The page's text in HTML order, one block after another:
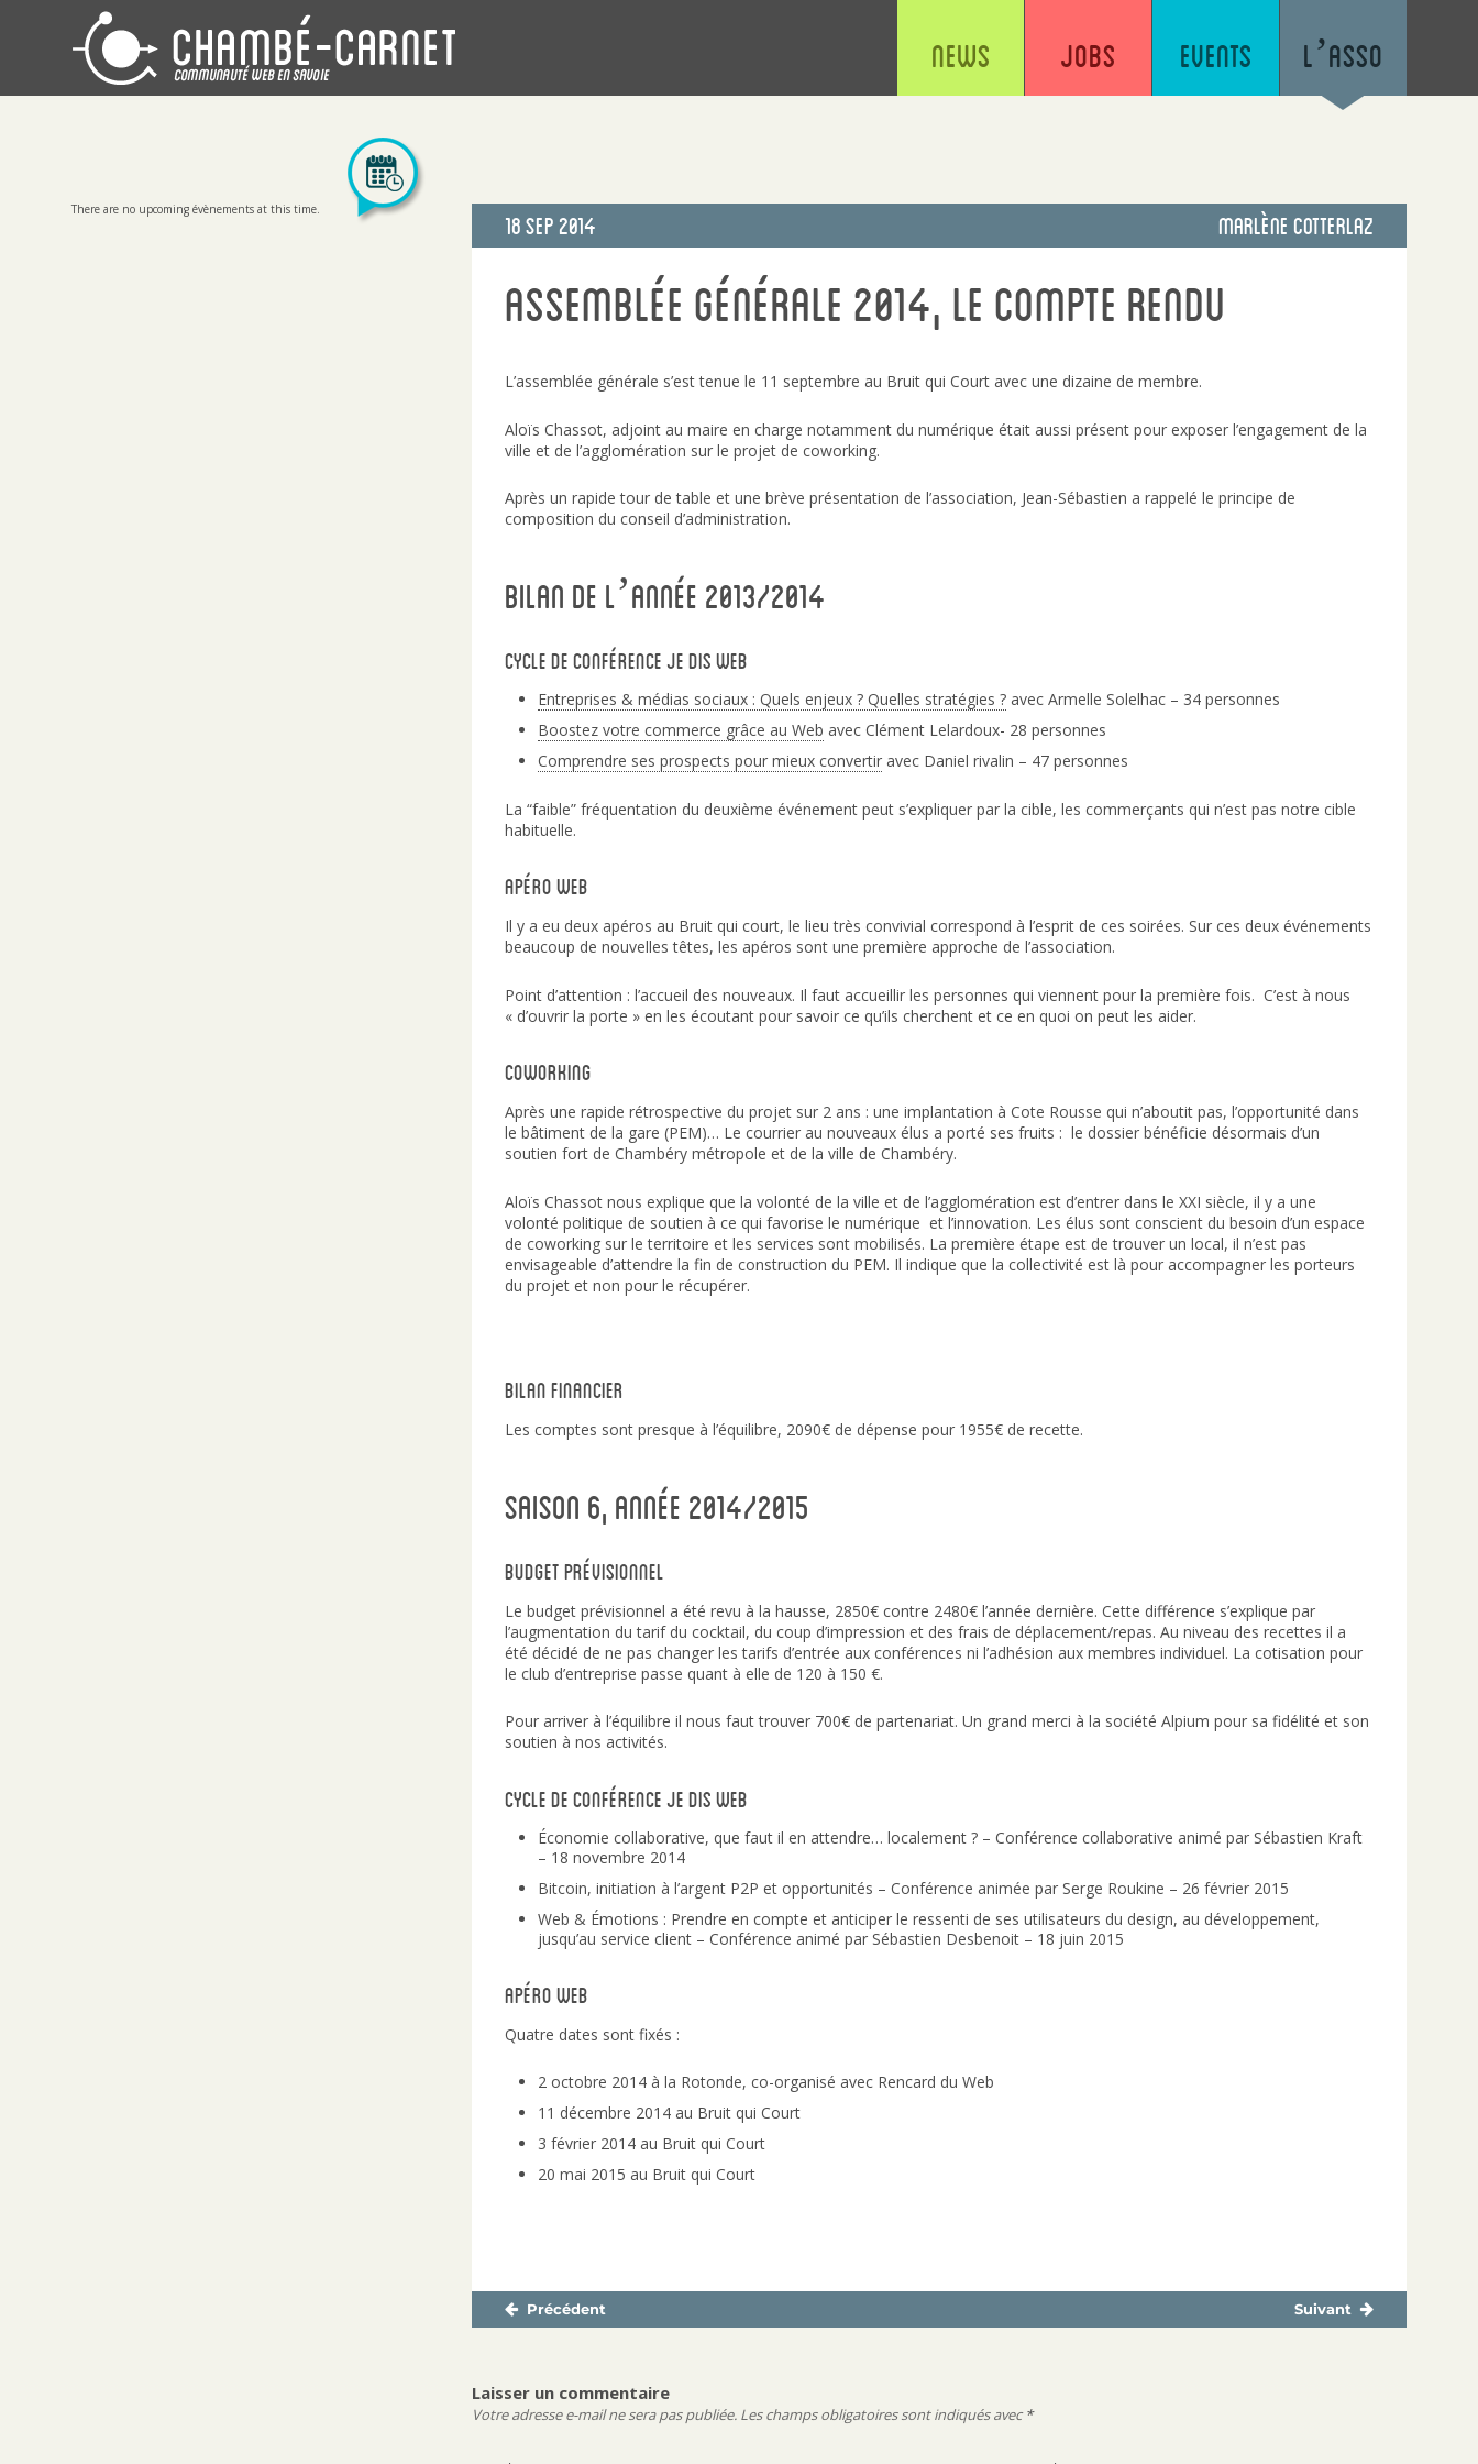
News Jobs Events L’asso
Publié
18 Sep 2014 Marlène Cotterlaz
Assemblée générale 2014, le compte rendu
L’assemblée générale s’est tenue le 11 septembre au Bruit qui Court avec une dizaine de membre.
Aloïs Chassot, adjoint au maire en charge notamment du numérique était aussi présent pour exposer l’engagement de la
ville et de l’agglomération sur le projet de coworking.
Après un rapide tour de table et une brève présentation de l’association, Jean-Sébastien a rappelé le principe de
composition du conseil d’administration.
Bilan de l’année 2013/2014
Cycle de conférence Je dis Web
Entreprises & médias sociaux : Quels enjeux ? Quelles stratégies ? avec Armelle Solelhac – 34 personnes
Boostez votre commerce grâce au Web avec Clément Lelardoux- 28 personnes
Comprendre ses prospects pour mieux convertir avec Daniel rivalin – 47 personnes
La “faible” fréquentation du deuxième événement peut s’expliquer par la cible, les commerçants qui n’est pas notre cible
habituelle.
Apéro Web
Il y a eu deux apéros au Bruit qui court, le lieu très convivial correspond à l’esprit de ces soirées. Sur ces deux événements
beaucoup de nouvelles têtes, les apéros sont une première approche de l’association.
Point d’attention : l’accueil des nouveaux. Il faut accueillir les personnes qui viennent pour la première fois. C’est à nous
« d’ouvrir la porte » en les écoutant pour savoir ce qu’ils cherchent et ce en quoi on peut les aider.
Coworking
Après une rapide rétrospective du projet sur 2 ans : une implantation à Cote Rousse qui n’aboutit pas, l’opportunité dans
le bâtiment de la gare (PEM)… Le courrier au nouveaux élus a porté ses fruits : le dossier bénéficie désormais d’un
soutien fort de Chambéry métropole et de la ville de Chambéry.
Aloïs Chassot nous explique que la volonté de la ville et de l’agglomération est d’entrer dans le XXI siècle, il y a une
volonté politique de soutien à ce qui favorise le numérique et l’innovation. Les élus sont conscient du besoin d’un espace
de coworking sur le territoire et les services sont mobilisés. La première étape est de trouver un local, il n’est pas
envisageable d’attendre la fin de construction du PEM. Il indique que la collectivité est là pour accompagner les porteurs
du projet et non pour le récupérer.
Bilan financier
Les comptes sont presque à l’équilibre, 2090€ de dépense pour 1955€ de recette.
Saison 6, année 2014/2015
Budget prévisionnel
Le budget prévisionnel a été revu à la hausse, 2850€ contre 2480€ l’année dernière. Cette différence s’explique par
l’augmentation du tarif du cocktail, du coup d’impression et des frais de déplacement/repas. Au niveau des recettes il a
été décidé de ne pas changer les tarifs d’entrée aux conférences ni l’adhésion aux membres individuel. La cotisation pour
le club d’entreprise passe quant à elle de 120 à 150 €.
Pour arriver à l’équilibre il nous faut trouver 700€ de partenariat. Un grand merci à la société Alpium pour sa fidélité et son
soutien à nos activités.
Cycle de conférence Je dis Web
Économie collaborative, que faut il en attendre… localement ? – Conférence collaborative animé par Sébastien Kraft
– 18 novembre 2014
Bitcoin, initiation à l’argent P2P et opportunités – Conférence animée par Serge Roukine – 26 février 2015
Web & Émotions : Prendre en compte et anticiper le ressenti de ses utilisateurs du design, au développement,
jusqu’au service client – Conférence animé par Sébastien Desbenoit – 18 juin 2015
Apéro Web
Quatre dates sont fixés :
2 octobre 2014 à la Rotonde, co-organisé avec Rencard du Web
11 décembre 2014 au Bruit qui Court
3 février 2014 au Bruit qui Court
20 mai 2015 au Bruit qui Court
NavigationPrécédent Suivant
Laisser un commentaire
Votre adresse e-mail ne sera pas publiée. Les champs obligatoires sont indiqués avec*
There are no upcoming évènements at this time.